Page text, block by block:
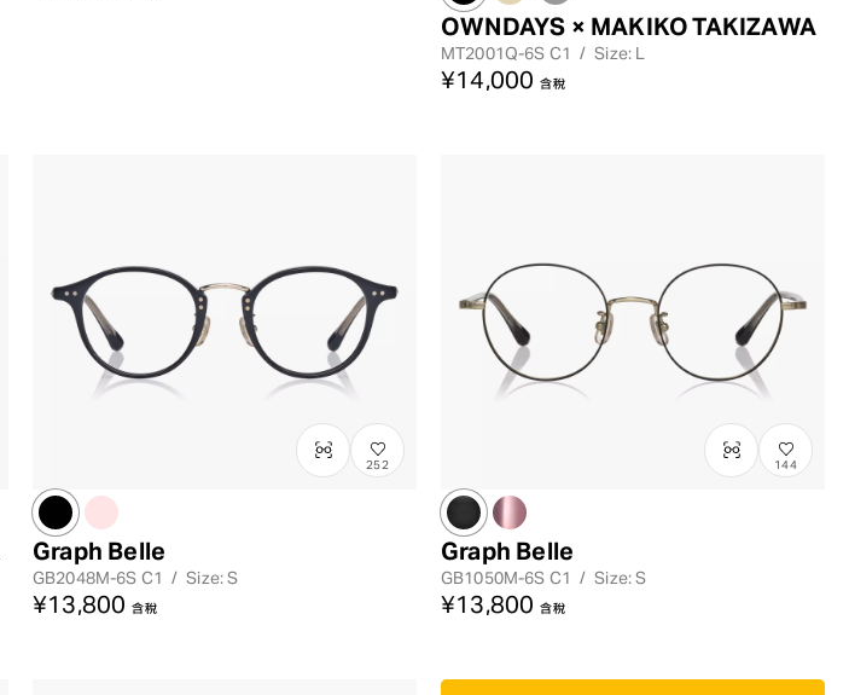
OWNDAYS × MAKIKO TAKIZAWA
MT2001Q-6S C1 / Size: L
¥14,000 含稅
252
Graph Belle
GB2048M-6S C1 / Size: S
¥13,800 含稅
144
Graph Belle
GB1050M-6S C1 / Size: S
¥13,800 含稅